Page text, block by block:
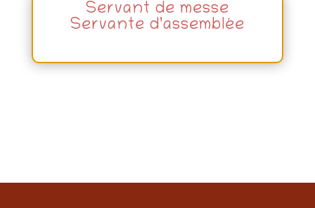
Servant de messe
Servante d’assemblée